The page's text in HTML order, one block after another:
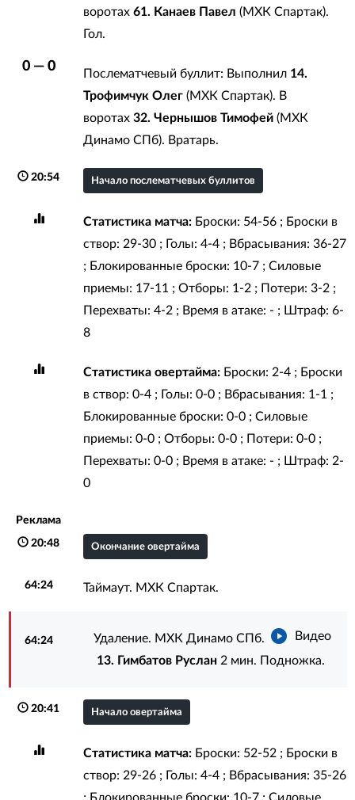
воротах 61. Канаев Павел (МХК Спартак).
Гол.
0 — 0 Послематчевый буллит: Выполнил 14.
Трофимчук Олег(МХК Спартак). В
воротах 32. Чернышов Тимофей(МХК
Динамо СПб). Вратарь.
20:54 Начало послематчевых буллитов
Статистика матча:Броски: 54-56 ; Броски в
створ: 29-30 ; Голы: 4-4 ; Вбрасывания: 36-27
; Блокированные броски: 10-7 ; Силовые
приемы: 17-11 ; Отборы: 1-2 ; Потери: 3-2 ;
Перехваты: 4-2 ; Время в атаке: - ; Штраф: 6-
8
Статистика овертайма:Броски: 2-4 ; Броски
в створ: 0-4 ; Голы: 0-0 ; Вбрасывания: 1-1 ;
Блокированные броски: 0-0 ; Силовые
приемы: 0-0 ; Отборы: 0-0 ; Потери: 0-0 ;
Перехваты: 0-0 ; Время в атаке: - ; Штраф: 2-
0
Реклама
20:48 Окончание овертайма
64:24 Таймаут. МХК Спартак.
64:24 Видео
Удаление. МХК Динамо СПб.
13. Гимбатов Руслан 2 мин. Подножка.
20:41 Начало овертайма
Статистика матча:Броски: 52-52 ; Броски в
створ: 29-26 ; Голы: 4-4 ; Вбрасывания: 35-26
; Блокированные броски: 10-7 ; Силовые